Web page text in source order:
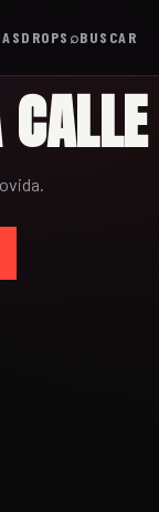
DROPS ⌕BUSCAR